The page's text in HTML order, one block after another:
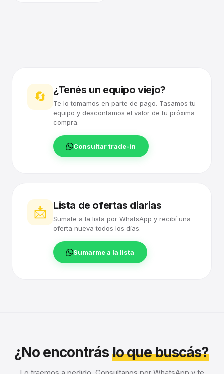
🔄 ¿Tenés un equipo viejo?
Te lo tomamos en parte de pago. Tasamos tu
equipo y descontamos el valor de tu próxima
compra.
Consultar trade-in
📩 Lista de ofertas diarias
Sumate a la lista por WhatsApp y recibí una
oferta nueva todos los días.
Sumarme a la lista
¿No encontráslo que buscás?